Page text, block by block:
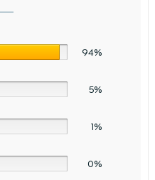
94%
5%
1%
0%